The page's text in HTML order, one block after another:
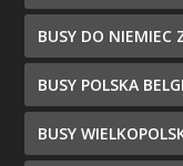
BUSY DO NIEMIEC
BUSY POLSKA
BUSY